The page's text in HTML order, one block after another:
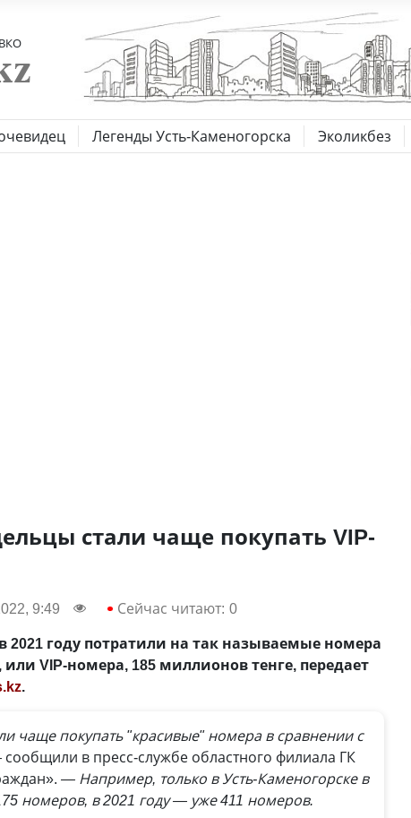
Легенды Усть-Каменогорска Эколикбез
стали чаще покупать VIP-
9:49 Сейчас читают: 0
2021 году потратили на так называемые номера
VIP-номера, 185 миллионов тенге, передает
.
чаще покупать "красивые" номера в сравнении с
в пресс-службе областного филиала ГК
— Например, только в Усть-Каменогорске в
номеров, в 2021 году — уже 411 номеров.